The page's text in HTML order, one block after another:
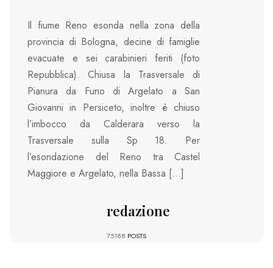
Il fiume Reno esonda nella zona della
provincia di Bologna, decine di famiglie
evacuate e sei carabinieri feriti (foto
Repubblica). Chiusa la Trasversale di
Pianura da Funo di Argelato a San
Giovanni in Persiceto, inoltre è chiuso
l’imbocco da Calderara verso la
Trasversale sulla Sp 18. Per
l’esondazione del Reno tra Castel
Maggiore e Argelato, nella Bassa […]
redazione
75188 POSTS